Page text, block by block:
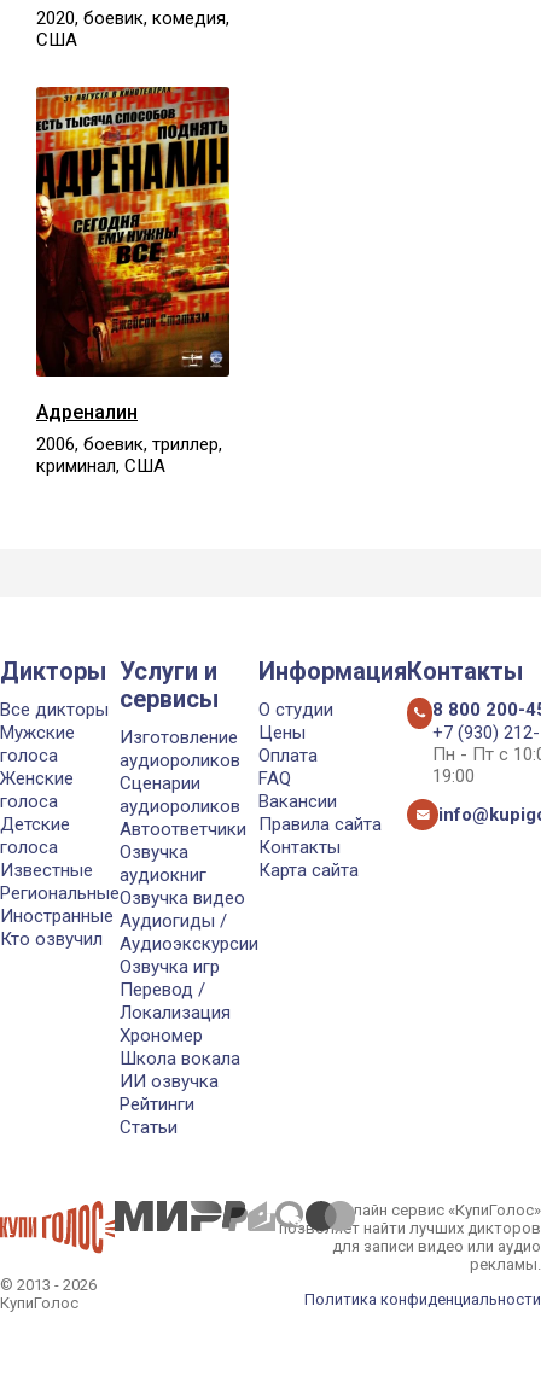
2020, боевик, комедия,
США
Адреналин
2006, боевик, триллер,
криминал, США
Дикторы
Все дикторы
Мужские
голоса
Женские
голоса
Детские
голоса
Известные
Региональные
Иностранные
Кто озвучил
Услуги и
сервисы
Изготовление
аудиороликов
Сценарии
аудиороликов
Автоответчики
Озвучка
аудиокниг
Озвучка видео
Аудиогиды /
Аудиоэкскурсии
Озвучка игр
Перевод /
Локализация
Хрономер
Школа вокала
ИИ озвучка
Рейтинги
Статьи
Информация
О студии
Цены
Оплата
FAQ
Вакансии
Правила сайта
Контакты
Карта сайта
Контакты
8 800 200-
+7 (930)
Пн - Пт с
19:00
© 2013 - 2026
КупиГолос
Онлайн сервис «КупиГолос»
позволяет найти лучших дикторов
для записи видео или аудио
рекламы.
Политика конфиденциальности